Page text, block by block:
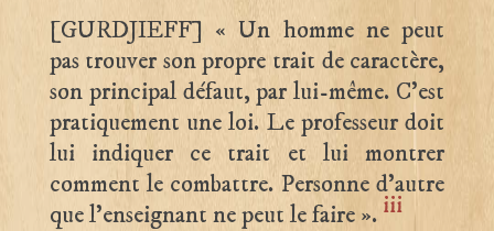
[GURDJIEFF] « Un homme ne peut
pas trouver son propre trait de caractère,
son principal défaut, par lui-même. C’est
pratiquement une loi. Le professeur doit
lui indiquer ce trait et lui montrer
comment le combattre. Personne d’autre
que l’enseignant ne peut le faire ». iii